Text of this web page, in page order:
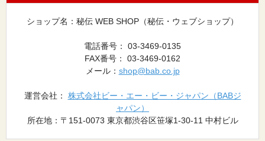
ショップ名：秘伝 WEB SHOP（秘伝・ウェブショップ）
電話番号： 03-3469-0135
FAX番号： 03-3469-0162
メール： shop@bab.co.jp
運営会社： 株式会社ビー・エー・ビー・ジャパン（BABジ
ャパン）
所在地：〒151-0073 東京都渋谷区笹塚1-30-11 中村ビル